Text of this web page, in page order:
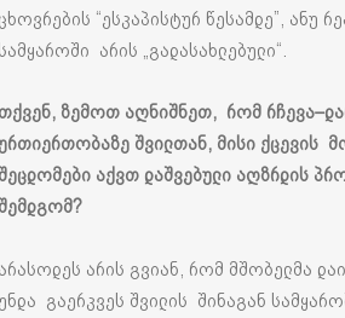
ცხოვრების “ესკაპისტურ წესამდე”, ანუ
სამყაროში არის „გადასახლებული“.
თქვენ, ზემოთ აღნიშნეთ, რომ რჩევა–
შვილთან, მისი ქცევის
შეცდომები აქვთ დაშვებული აღზრდის
შემდგომ?
არასოდეს არის გვიან, რომ მშობელმა
გაერკვეს შვილის შინაგან